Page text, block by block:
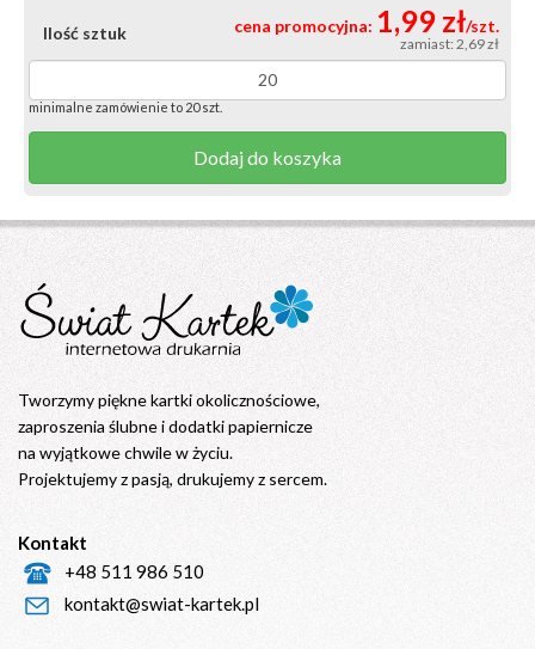
Ilość sztuk
minimalne zamówienie to 20 szt.
Dodaj do koszyka
cena promocyjna: 1,99 zł/szt.
zamiast: 2,69 zł
Tworzymy piękne kartki okolicznościowe,
zaproszenia ślubne i dodatki papiernicze
na wyjątkowe chwile w życiu.
Projektujemy z pasją, drukujemy z sercem.
Kontakt
+48 511 986 510
kontakt@swiat-kartek.pl